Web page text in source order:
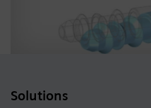
Solutions